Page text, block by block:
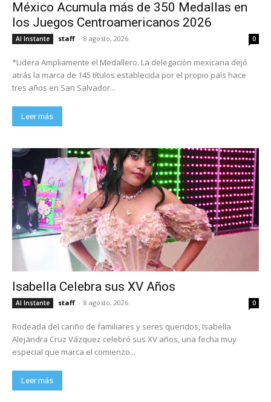
México Acumula más de 350 Medallas en
los Juegos Centroamericanos 2026
Al Instante staff - 8 agosto, 2026 0
*Lidera Ampliamente el Medallero. La delegación mexicana dejó
atrás la marca de 145 títulos establecida por el propio país hace
tres años en San Salvador...
Leer más
Isabella Celebra sus XV Años
Al Instante staff - 8 agosto, 2026 0
Rodeada del cariño de familiares y seres queridos, Isabella
Alejandra Cruz Vázquez celebró sus XV años, una fecha muy
especial que marca el comienzo...
Leer más